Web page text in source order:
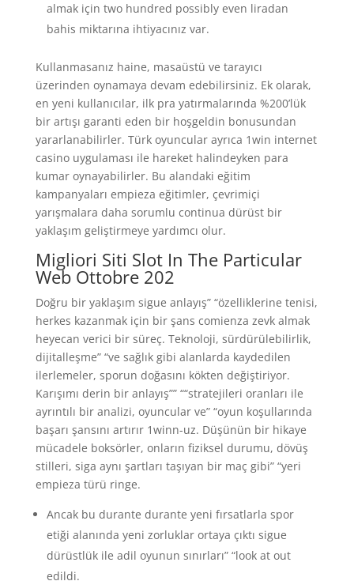
almak için two hundred possibly even liradan
bahis miktarına ihtiyacınız var.
Kullanmasanız haine, masaüstü ve tarayıcı
üzerinden oynamaya devam edebilirsiniz. Ek olarak,
en yeni kullanıcılar, ilk pra yatırmalarında %200’lük
bir artışı garanti eden bir hoşgeldin bonusundan
yararlanabilirler. Türk oyuncular ayrıca 1win internet
casino uygulaması ile hareket halindeyken para
kumar oynayabilirler. Bu alandaki eğitim
kampanyaları empieza eğitimler, çevrimiçi
yarışmalara daha sorumlu continua dürüst bir
yaklaşım geliştirmeye yardımcı olur.
Migliori Siti Slot In The Particular
Web Ottobre 202
Doğru bir yaklaşım sigue anlayış” “özelliklerine tenisi,
herkes kazanmak için bir şans comienza zevk almak
heyecan verici bir süreç. Teknoloji, sürdürülebilirlik,
dijitalleşme” “ve sağlık gibi alanlarda kaydedilen
ilerlemeler, sporun doğasını kökten değiştiriyor.
Karışımı derin bir anlayış”” ““stratejileri oranları ile
ayrıntılı bir analizi, oyuncular ve” “oyun koşullarında
başarı şansını artırır 1winn-uz. Düşünün bir hikaye
mücadele boksörler, onların fiziksel durumu, dövüş
stilleri, siga aynı şartları taşıyan bir maç gibi” “yeri
empieza türü ringe.
Ancak bu durante durante yeni fırsatlarla spor
etiği alanında yeni zorluklar ortaya çıktı sigue
dürüstlük ile adil oyunun sınırları” “look at out
edildi.